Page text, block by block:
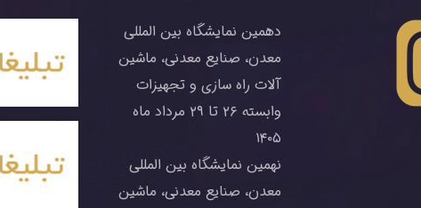
دهمین نمایشگاه بین المللی
معدن، صنایع معدنی، ماشین
آلات راه سازی و تجهیزات
وابسته ۲۶ تا ۲۹ مرداد ماه
۱۴۰۵
نهمین نمایشگاه بین المللی
معدن، صنایع معدنی، ماشین